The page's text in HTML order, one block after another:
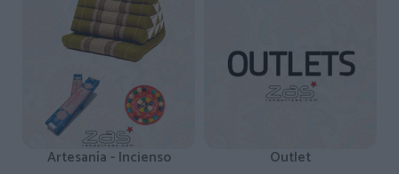
Artesanía - Incienso Outlet